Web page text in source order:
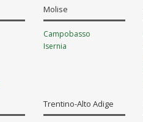
Molise
Campobasso
Isernia
Trentino-Alto Adige